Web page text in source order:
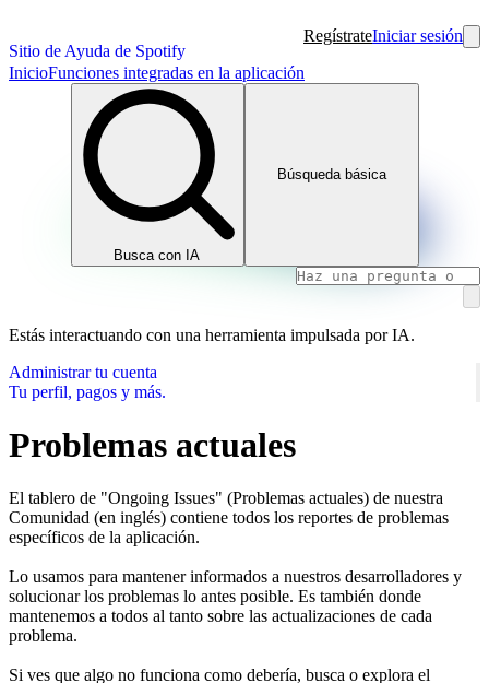
Sitio de Ayuda de Spotify
RegístrateIniciar sesión
InicioFunciones integradas en la aplicación
Busca con IA
Búsqueda básica
Estás interactuando con una herramienta impulsada por IA.
Administrar tu cuenta
Tu perfil, pagos y más.
Problemas actuales
El tablero de "Ongoing Issues" (Problemas actuales) de nuestra
Comunidad (en inglés) contiene todos los reportes de problemas
específicos de la aplicación.
Lo usamos para mantener informados a nuestros desarrolladores y
solucionar los problemas lo antes posible. Es también donde
mantenemos a todos al tanto sobre las actualizaciones de cada
problema.
Si ves que algo no funciona como debería, busca o explora el